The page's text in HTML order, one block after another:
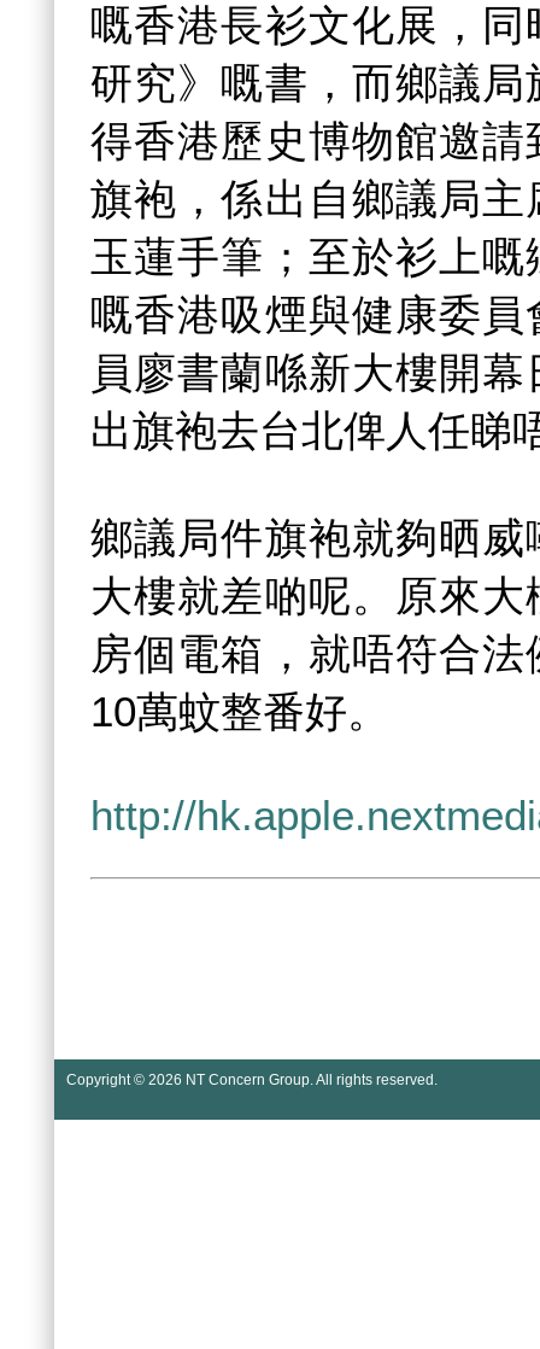
嘅香港長衫文化展，
研究》嘅書，而鄉議
得香港歷史博物館邀
旗袍，係出自鄉議局
玉蓮手筆；至於衫上
嘅香港吸煙與健康委
員廖書蘭喺新大樓開
出旗袍去台北俾人任睇
鄉議局件旗袍就夠晒
大樓就差啲呢。原來
房個電箱，就唔符合
10萬蚊整番好。
http://
Copyright © 2026 NT Concern Group. All rights reserved.